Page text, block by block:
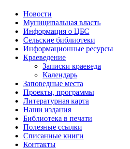
Новости
Муниципальная власть
Информация о ЦБС
Сельские библиотеки
Информационные ресурсы
Краеведение
Записки краеведа
Календарь
Заповедные места
Проекты, программы
Литературная карта
Наши издания
Библиотека в печати
Полезные ссылки
Списанные книги
Контакты